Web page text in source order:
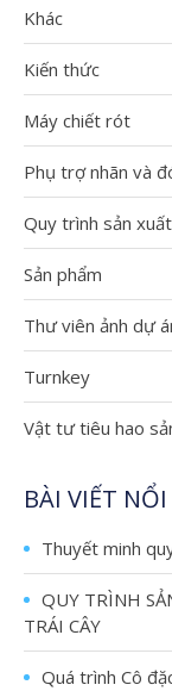
Khác
Kiến thức
Máy chiết rót
Phụ trợ nhãn và
Quy trình sản xuất
Sản phẩm
Thư viên ảnh dự
Turnkey
Vật tư tiêu hao
BÀI VIẾT
Thuyết minh
QUY TRÌNH
TRÁI CÂY
Quá trình Cô